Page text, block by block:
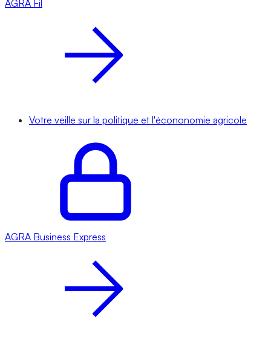
AGRA Fil
Votre veille sur la politique et l'écononomie agricole
AGRA Business Express